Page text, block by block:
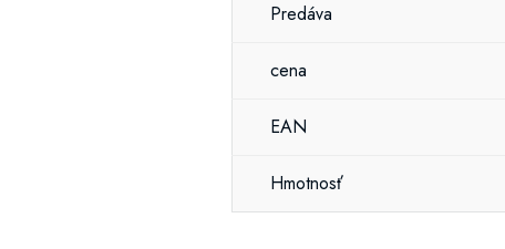
Predáva
cena
EAN
Hmotnosť